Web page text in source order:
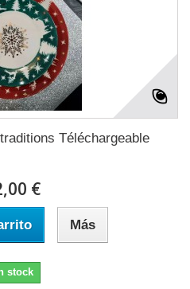
Téléchargeable
€
Más
stock